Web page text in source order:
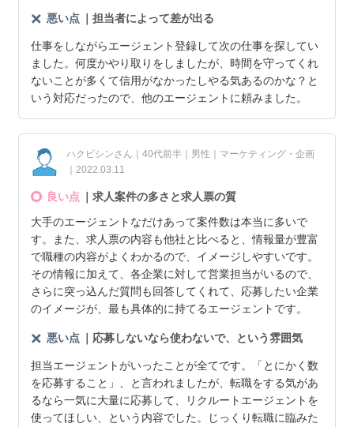
悪い点 ｜担当者によって差が出る
仕事をしながらエージェント登録して次の仕事を探してい
ました。何度かやり取りをしましたが、時間を守ってくれ
ないことが多くて信用がなかったしやる気あるのかな？と
いう対応だったので、他のエージェントに頼みました。
ハクビシンさん｜40代前半｜男性｜マーケティング・企画
｜2022.03.11
良い点
｜求人案件の多さと求人票の質
大手のエージェントなだけあって案件数は本当に多いで
す。また、求人票の内容も他社と比べると、情報量が豊富
で職種の内容がよくわかるので、イメージしやすいです。
その情報に加えて、各企業に対して営業担当がいるので、
さらに突っ込んだ質問も回答してくれて、応募したい企業
のイメージが、最も具体的に持てるエージェントです。
悪い点 ｜応募しないなら使わないで、という雰囲気
担当エージェントがいったことが全てです。「とにかく数
を応募すること」、と言われましたが、転職をする気があ
るなら一気に大量に応募して、リクルートエージェントを
使ってほしい、という内容でした。じっくり転職に臨みた